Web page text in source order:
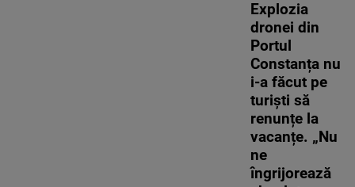
Explozia
dronei din
Portul
Constanța nu
i-a făcut pe
turiști să
renunțe la
vacanțe. „Nu
ne
îngrijorează